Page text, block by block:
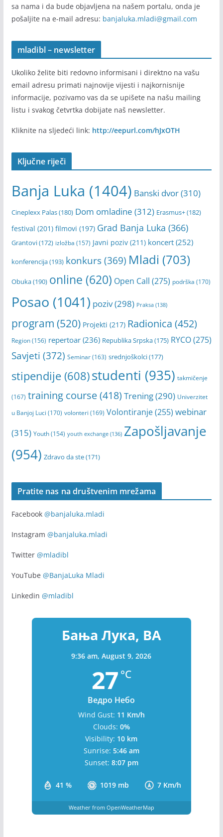
sa nama i da bude objavljena na našem portalu, onda je
pošaljite na e-mail adresu: banjaluka.mladi@gmail.com
mladibl – newsletter
Ukoliko želite biti redovno informisani i direktno na vašu
email adresu primati najnovije vijesti i najkornisnije
informacije, pozivamo vas da se upišete na našu mailing
listu i svakog četvrtka dobijate naš newsletter.
Kliknite na sljedeći link: http://eepurl.com/hJxOTH
Ključne riječi
Banja Luka (1404) Banski dvor(310)
Cineplexx Palas(180) Dom omladine (312) Erasmus+(182)
festival (201) filmovi (197) Grad Banja Luka (366)
Grantovi(172) izložba (157) Javni poziv(211) koncert(252)
konferencija(193) konkurs(369) Mladi (703)
Obuka(190) online (620) Open Call (275) podrška (170)
Posao (1041) poziv(298) Praksa(138)
program (520) Projekti (217) Radionica (452)
Region(156) repertoar(236) Republika Srpska(175) RYCO(275)
Savjeti (372) Seminar(163) srednjoškolci(177)
stipendije(608)studenti (935) takmičenje
(167) training course(418) Trening(290) Univerzitet
u Banjoj Luci (170) volonteri (169) Volontiranje(255) webinar
(315) Youth(154) youth exchange(136) Zapošljavanje
(954) Zdravo da ste(171)
Pratite nas na društvenim mrežama
Facebook @banjaluka.mladi
Instagram @banjaluka.mladi
Twitter @mladibl
YouTube @BanjaLuka Mladi
Linkedin @mladibl
Бања Лука, BA
9:36 am,August 9, 2026
27 °C
Ведро Небо
41 % 1019 mb 7 Km/h
Wind Gust: 11 Km/h
Clouds: 0%
Visibility: 10 km
Sunrise: 5:46 am
Sunset: 8:07 pm
Weather from OpenWeatherMap